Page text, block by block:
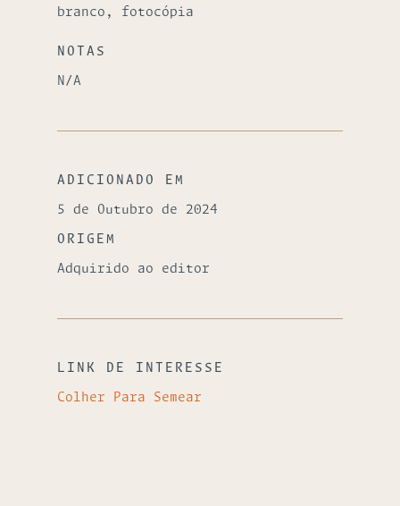
branco, fotocópia
NOTAS
N/A
ADICIONADO EM
5 de Outubro de 2024
ORIGEM
Adquirido ao editor
LINK DE INTERESSE
Colher Para Semear